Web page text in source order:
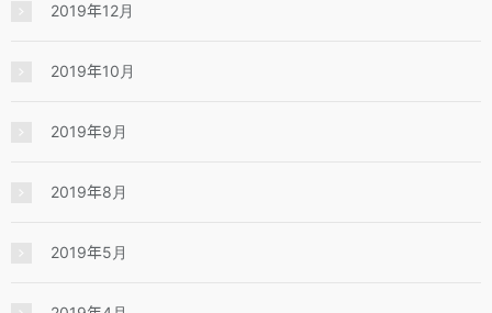
2019年12月
2019年10月
2019年9月
2019年8月
2019年5月